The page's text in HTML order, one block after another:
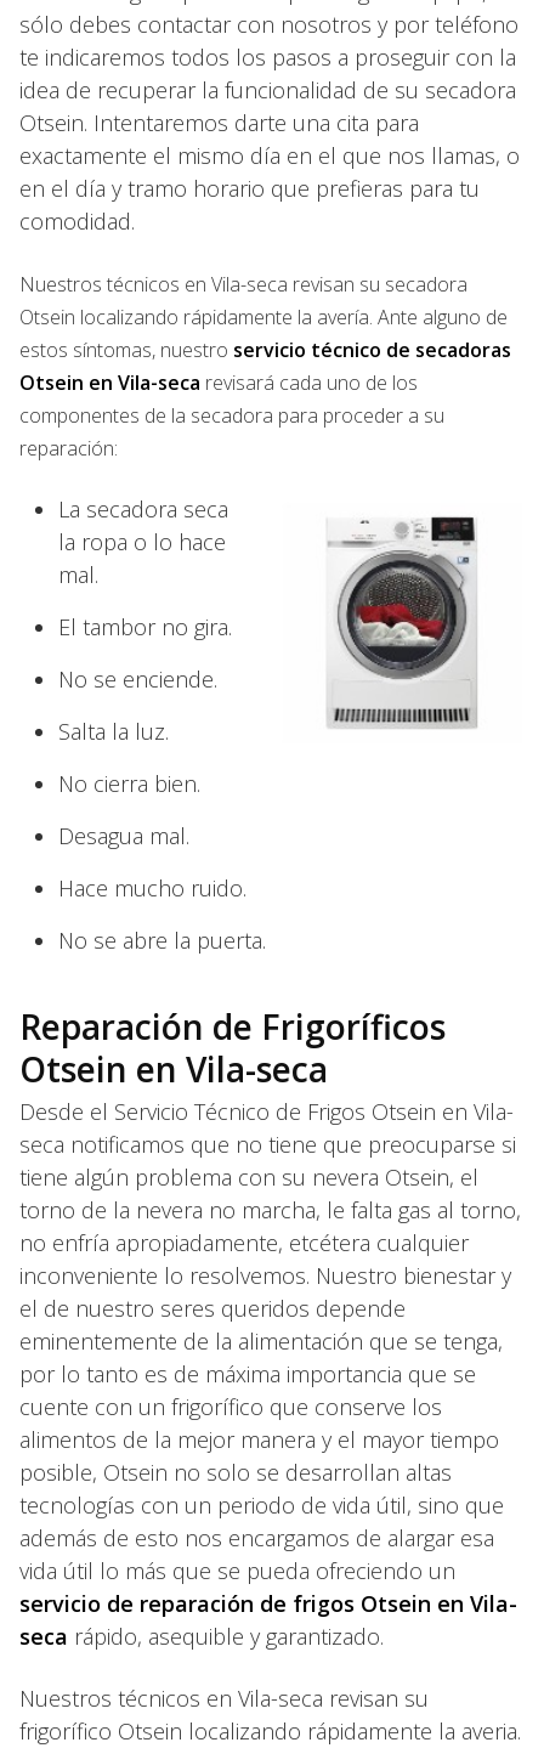
sólo debes contactar con nosotros y por teléfono
te indicaremos todos los pasos a proseguir con la
idea de recuperar la funcionalidad de su secadora
Otsein. Intentaremos darte una cita para
exactamente el mismo día en el que nos llamas, o
en el día y tramo horario que prefieras para tu
comodidad.
Nuestros técnicos en Vila-seca revisan su secadora
Otsein localizando rápidamente la avería. Ante alguno de
estos síntomas, nuestro servicio técnico de secadoras
Otsein en Vila-seca revisará cada uno de los
componentes de la secadora para proceder a su
reparación:
La secadora seca
la ropa o lo hace
mal.
El tambor no gira.
No se enciende.
Salta la luz.
No cierra bien.
Desagua mal.
Hace mucho ruido.
No se abre la puerta.
Reparación de Frigoríficos
Otsein en Vila-seca
Desde el Servicio Técnico de Frigos Otsein en Vila-
seca notificamos que no tiene que preocuparse si
tiene algún problema con su nevera Otsein, el
torno de la nevera no marcha, le falta gas al torno,
no enfría apropiadamente, etcétera cualquier
inconveniente lo resolvemos. Nuestro bienestar y
el de nuestro seres queridos depende
eminentemente de la alimentación que se tenga,
por lo tanto es de máxima importancia que se
cuente con un frigorífico que conserve los
alimentos de la mejor manera y el mayor tiempo
posible, Otsein no solo se desarrollan altas
tecnologías con un periodo de vida útil, sino que
además de esto nos encargamos de alargar esa
vida útil lo más que se pueda ofreciendo un
servicio de reparación de frigos Otsein en Vila-
seca rápido, asequible y garantizado.
Nuestros técnicos en Vila-seca revisan su
frigorífico Otsein localizando rápidamente la averia.